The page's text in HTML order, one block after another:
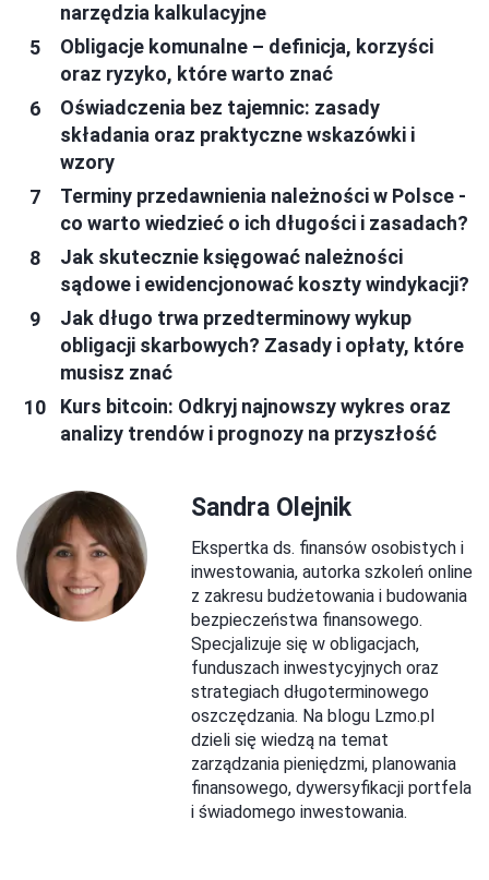
narzędzia kalkulacyjne
Obligacje komunalne – definicja, korzyści
oraz ryzyko, które warto znać
Oświadczenia bez tajemnic: zasady
składania oraz praktyczne wskazówki i
wzory
Terminy przedawnienia należności w Polsce -
co warto wiedzieć o ich długości i zasadach?
Jak skutecznie księgować należności
sądowe i ewidencjonować koszty windykacji?
Jak długo trwa przedterminowy wykup
obligacji skarbowych? Zasady i opłaty, które
musisz znać
Kurs bitcoin: Odkryj najnowszy wykres oraz
analizy trendów i prognozy na przyszłość
Sandra Olejnik
Ekspertka ds. finansów osobistych i
inwestowania, autorka szkoleń online
z zakresu budżetowania i budowania
bezpieczeństwa finansowego.
Specjalizuje się w obligacjach,
funduszach inwestycyjnych oraz
strategiach długoterminowego
oszczędzania. Na blogu Lzmo.pl
dzieli się wiedzą na temat
zarządzania pieniędzmi, planowania
finansowego, dywersyfikacji portfela
i świadomego inwestowania.